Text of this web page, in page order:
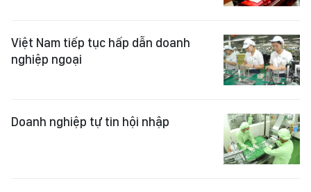
Việt Nam tiếp tục hấp dẫn doanh
nghiệp ngoại
Doanh nghiệp tự tin hội nhập